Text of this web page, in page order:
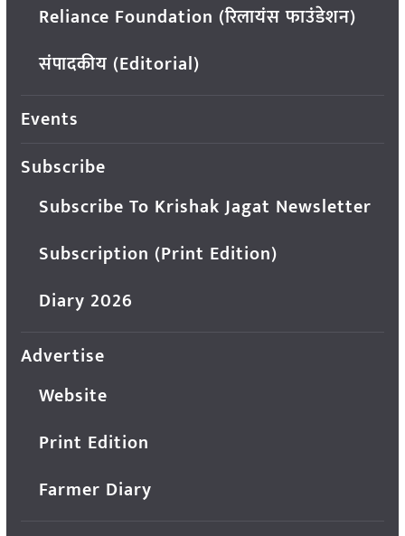
Reliance Foundation (रिलायंस फाउंडेशन)
संपादकीय (Editorial)
Events
Subscribe
Subscribe To Krishak Jagat Newsletter
Subscription (Print Edition)
Diary 2026
Advertise
Website
Print Edition
Farmer Diary